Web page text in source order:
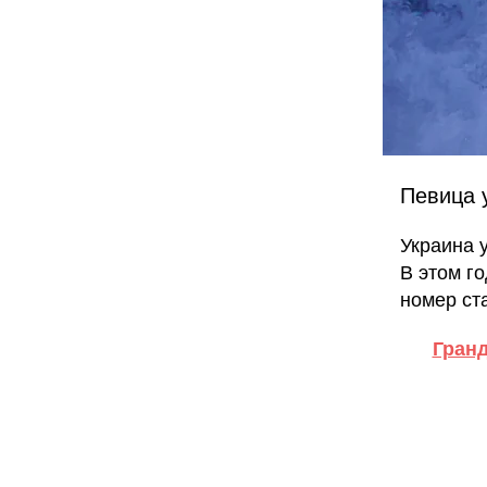
Певица
Украина
В этом
номер